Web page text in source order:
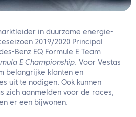
contact met ons op
in duurzame energie-
2019/2020 Principal
Benz EQ Formule E Team
E Championship. Voor Vestas
belangrijke klanten en
uit te nodigen. Ook kunnen
zich aanmelden voor de races,
er een bijwonen.